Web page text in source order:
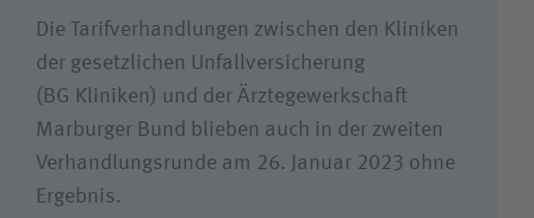
Karriere
Wie können wir Ihnen helfen?
Suchwert
Die Tarifverhandlungen zwischen den Kliniken
der gesetzlichen Unfallversicherung
( BG Kliniken) und der Ärztegewerkschaft
Marburger Bund blieben auch in der zweiten
Verhandlungsrunde am 26. Januar 2023 ohne
Ergebnis.